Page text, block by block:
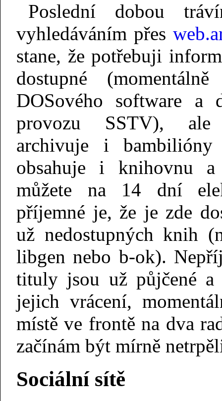
Poslední dobou
vyhledáváním přes
stane, že potřebuji
dostupné
DOSového software a
provozu SSTV),
archivuje i bambilióny
obsahuje i knihovnu
můžete na 14 dní
příjemné je, že je zde
už nedostupných knih
libgen nebo b-ok).
tituly jsou už půjčené a
jejich vrácení,
místě ve frontě na dva
začínám být mírně
Sociální sítě